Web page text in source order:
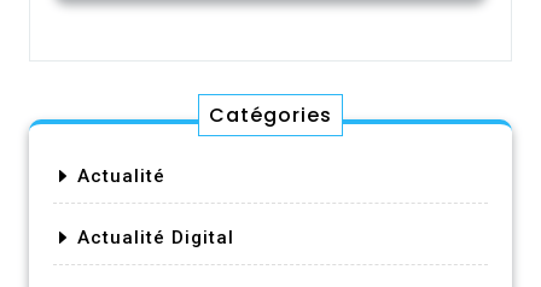
Catégories
Actualité
Actualité Digital